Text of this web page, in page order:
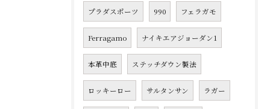
プラダスポーツ 990 フェラガモ
Ferragamo ナイキエアジョーダン1
本革中底 ステッチダウン製法
ロッキーロー サルタンサン ラガー